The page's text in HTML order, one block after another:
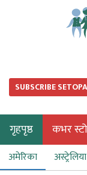
SUBSCRIBE
गृहपृष्ठ कभर
अमेरिका अस्ट्रेलिया